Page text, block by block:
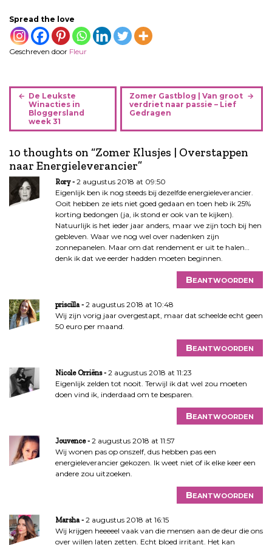
Spread the love
Geschreven door Fleur
B
i
h
t
n
a
De Leukste
Winacties in
Bloggersland
week 31
Zomer Gastblog | Van groot
verdriet naar passie – Lief
Gedragen
10 thoughts on “Zomer Klusjes | Overstappen
naar Energieleverancier”
Rory
2 augustus 2018 at 09:50
Eigenlijk ben ik nog steeds bij dezelfde energieleverancier.
Ooit hebben ze iets niet goed gedaan en toen heb ik 25%
korting bedongen (ja, ik stond er ook van te kijken).
Natuurlijk is het ieder jaar anders, maar we zijn toch bij hen
gebleven. Waar we nog wel over nadenken zijn
zonnepanelen. Maar om dat rendement er uit te halen…
denk ik dat we eerder hadden moeten beginnen.
Beantwoorden
priscilla
2 augustus 2018 at 10:48
Wij zijn vorig jaar overgestapt, maar dat scheelde echt geen
50 euro per maand.
Beantwoorden
Nicole Orriëns
2 augustus 2018 at 11:23
Eigenlijk zelden tot nooit. Terwijl ik dat wel zou moeten
doen vind ik, inderdaad om te besparen.
Beantwoorden
Jouvence
2 augustus 2018 at 11:57
Wij wonen pas op onszelf, dus hebben pas een
energieleverancier gekozen. Ik weet niet of ik elke keer een
andere zou uitzoeken.
Beantwoorden
Marsha
2 augustus 2018 at 16:15
Wij krijgen heeeeel vaak van die mensen aan de deur die ons
over willen laten zetten. Echt bloed irritant. Het kan